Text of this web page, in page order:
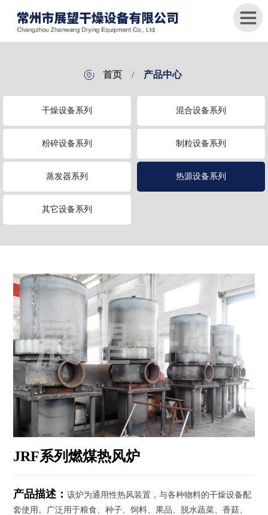
于
我
品
中
资
讯
程
案
例
客
户
服
联
们
首页 / 产品中心
干燥设备系列 混合设备系列
粉碎设备系列 制粒设备系列
蒸发器系列 热源设备系列
其它设备系列
JRF系列燃煤热风炉
产品描述：该炉为通用性热风装置，与各种物料的干燥设备配
套使用。广泛用于粮食、种子、饲料、果品、脱水蔬菜、香菇、